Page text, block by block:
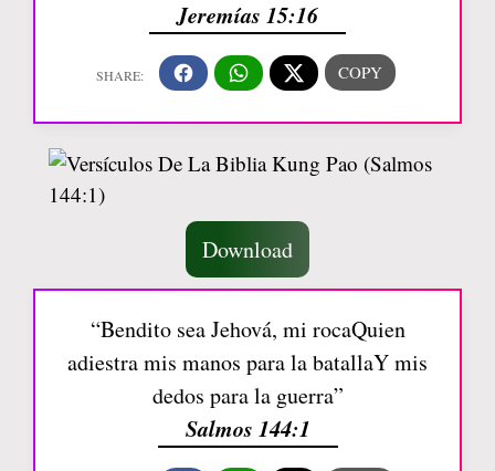
Jeremías 15:16
Download
“Bendito sea Jehová, mi rocaQuien
adiestra mis manos para la batallaY mis
dedos para la guerra”
Salmos 144:1